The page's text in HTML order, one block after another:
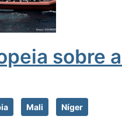
sobre
Mali Níger